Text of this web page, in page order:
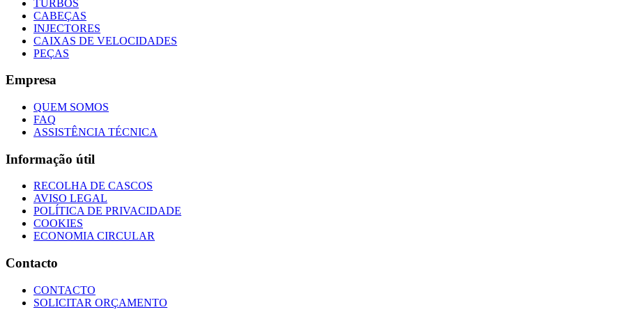
TURBOS
CABEÇAS
INJECTORES
CAIXAS DE VELOCIDADES
PEÇAS
Empresa
QUEM SOMOS
FAQ
ASSISTÊNCIA TÉCNICA
Informação útil
RECOLHA DE CASCOS
AVISO LEGAL
POLÍTICA DE PRIVACIDADE
COOKIES
ECONOMIA CIRCULAR
Contacto
CONTACTO
SOLICITAR ORÇAMENTO